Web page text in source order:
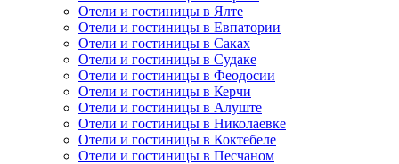
Отели и гостиницы в Ялте
Отели и гостиницы в Евпатории
Отели и гостиницы в Саках
Отели и гостиницы в Судаке
Отели и гостиницы в Феодосии
Отели и гостиницы в Керчи
Отели и гостиницы в Алуште
Отели и гостиницы в Николаевке
Отели и гостиницы в Коктебеле
Отели и гостиницы в Песчаном